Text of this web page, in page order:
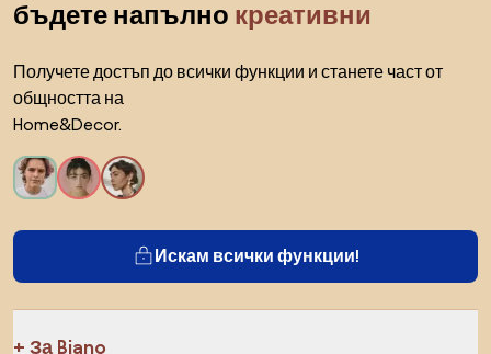
бъдете напълно креативни
Получете достъп до всички функции и станете част от
общността на
Home&Decor.
Искам всички функции!
За Biano